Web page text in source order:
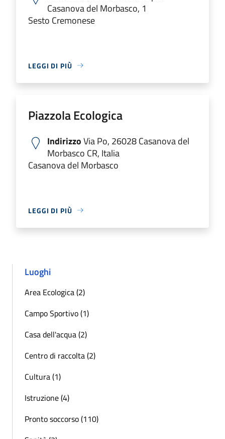
Casanova del Morbasco, 1
Sesto Cremonese
LEGGI DI PIÙ
Piazzola Ecologica
IndirizzoVia Po, 26028 Casanova del
Morbasco CR, Italia
Casanova del Morbasco
LEGGI DI PIÙ
Luoghi
Area Ecologica (2)
Campo Sportivo (1)
Casa dell'acqua (2)
Centro di raccolta (2)
Cultura (1)
Istruzione (4)
Pronto soccorso (110)